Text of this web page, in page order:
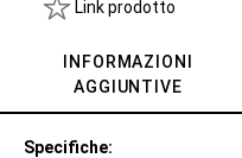
Link prodotto
INFORMAZIONI
AGGIUNTIVE
Specifiche: